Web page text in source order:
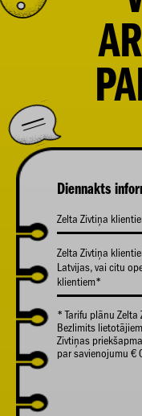
AR
Diennakts
Zelta Zivtiņa
Zelta Zivtiņa
Latvijas, vai citu
klientiem*
* Tarifu plānu Zelta
Bezlimits
Zivtiņas
par savienojumu €